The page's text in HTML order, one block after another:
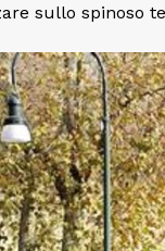
sullo spinoso